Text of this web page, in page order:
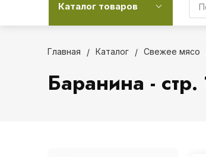
Каталог товаров
Главная Каталог Свежее мясо
Баранина - стр.